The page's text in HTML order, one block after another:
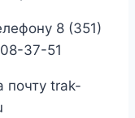
8 (351)
37-51
почту trak-